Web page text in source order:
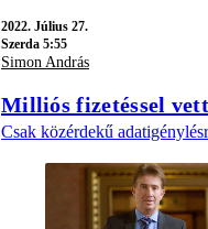
2022. Július 27.
Szerda 5:55
Simon András
Milliós fizetéssel
Csak közérdekű